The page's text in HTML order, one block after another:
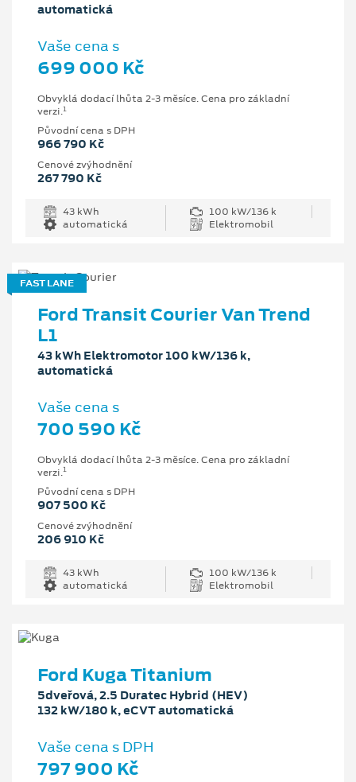
automatická
Vaše cena s
699 000 Kč
Obvyklá dodací lhůta 2-3 měsíce. Cena pro základní
verzi.1
Původní cena s DPH
966 790 Kč
Cenové zvýhodnění
267 790 Kč
43 kWh
100 kW/136 k
automatická
Elektromobil
FAST LANE
Ford Transit Courier Van Trend
L1
43 kWh Elektromotor 100 kW/136 k,
automatická
Vaše cena s
700 590 Kč
Obvyklá dodací lhůta 2-3 měsíce. Cena pro základní
verzi.1
Původní cena s DPH
907 500 Kč
Cenové zvýhodnění
206 910 Kč
43 kWh
100 kW/136 k
automatická
Elektromobil
Ford Kuga Titanium
5dveřová, 2.5 Duratec Hybrid (HEV)
132 kW/180 k, eCVT automatická
Vaše cena s DPH
797 900 Kč